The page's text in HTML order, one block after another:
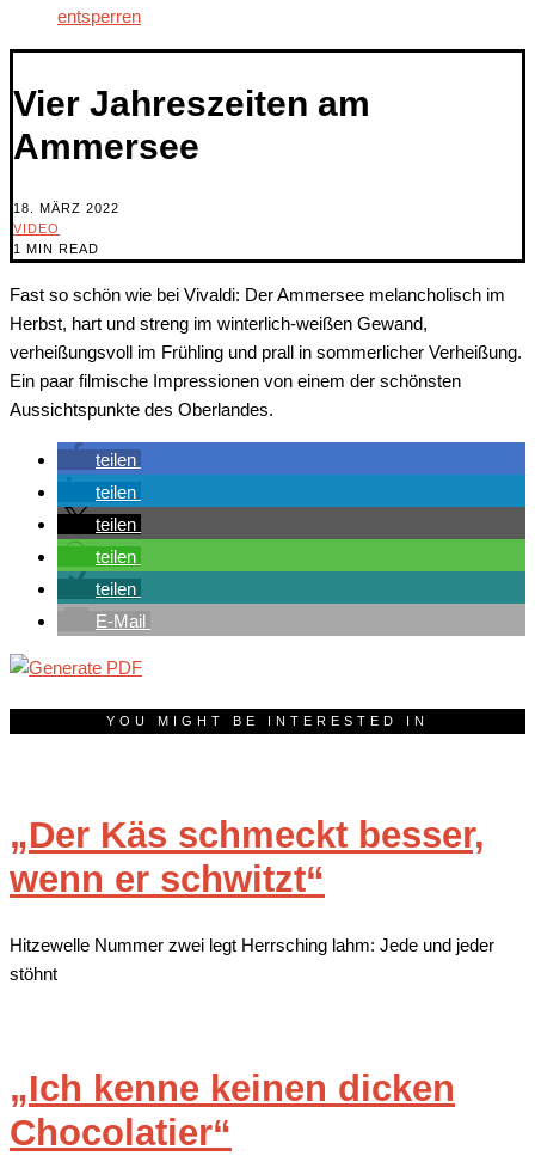
entsperren
Vier Jahreszeiten am
Ammersee
18. MÄRZ 2022
VIDEO
1 MIN READ
Fast so schön wie bei Vivaldi: Der Ammersee melancholisch im
Herbst, hart und streng im winterlich-weißen Gewand,
verheißungsvoll im Frühling und prall in sommerlicher Verheißung.
Ein paar filmische Impressionen von einem der schönsten
Aussichtspunkte des Oberlandes.
teilen
teilen
teilen
teilen
teilen
E-Mail
YOU MIGHT BE INTERESTED IN
„Der Käs schmeckt besser,
wenn er schwitzt“
Hitzewelle Nummer zwei legt Herrsching lahm: Jede und jeder
stöhnt
„Ich kenne keinen dicken
Chocolatier“